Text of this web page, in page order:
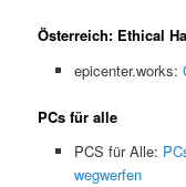
Österreich: Ethical
epicenter.works:
PCs für alle
PCS für Alle:
wegwerfen